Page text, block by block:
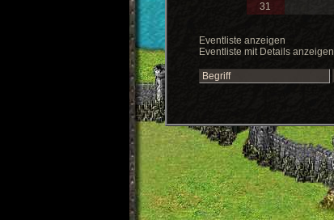
31
Eventliste anzeigen
Eventliste mit Details anzeigen